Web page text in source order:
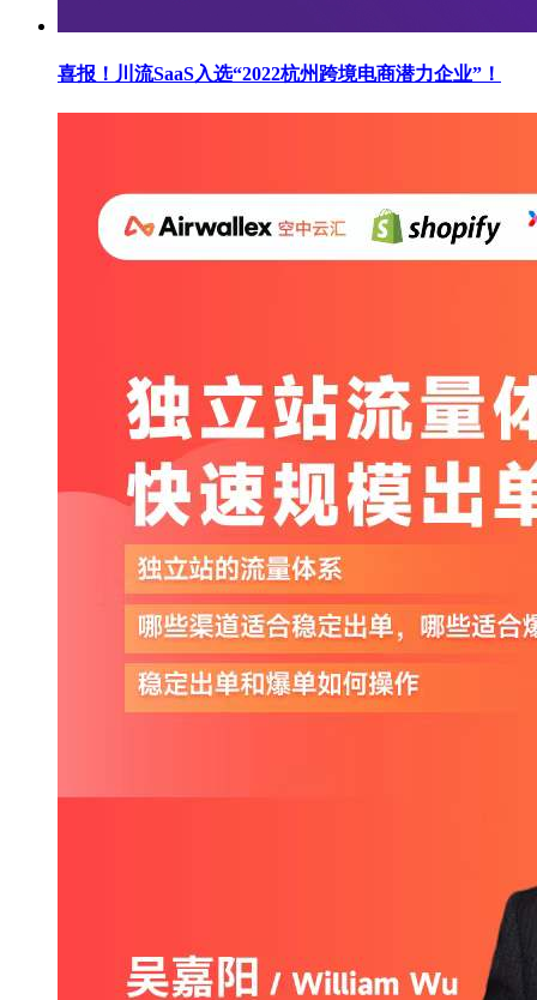
喜报！川流SaaS入选“2022杭州跨境电商潜力企业”！